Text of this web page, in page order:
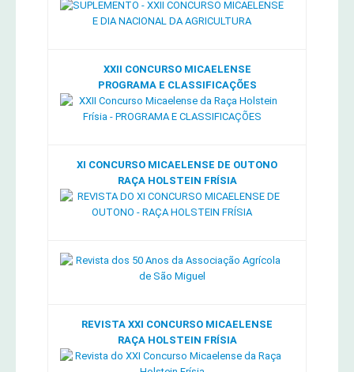
XXII CONCURSO MICAELENSE
PROGRAMA E CLASSIFICAÇÕES
XI CONCURSO MICAELENSE DE OUTONO
RAÇA HOLSTEIN FRÍSIA
REVISTA XXI CONCURSO MICAELENSE
RAÇA HOLSTEIN FRÍSIA